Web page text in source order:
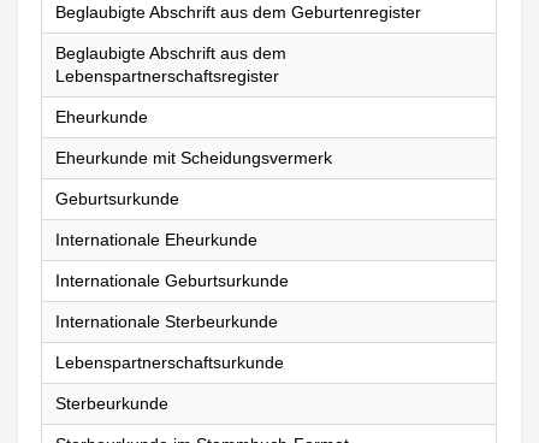
Beglaubigte Abschrift aus dem Geburtenregister
Beglaubigte Abschrift aus dem
Lebenspartnerschaftsregister
Eheurkunde
Eheurkunde mit Scheidungsvermerk
Geburtsurkunde
Internationale Eheurkunde
Internationale Geburtsurkunde
Internationale Sterbeurkunde
Lebenspartnerschaftsurkunde
Sterbeurkunde